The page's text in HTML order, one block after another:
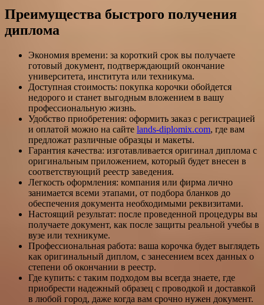
Преимущества быстрого получения
диплома
Экономия времени: за короткий срок вы получаете
готовый документ, подтверждающий окончание
университета, института или техникума.
Доступная стоимость: покупка корочки обойдется
недорого и станет выгодным вложением в вашу
профессиональную жизнь.
Удобство приобретения: оформить заказ с регистрацией
и оплатой можно на сайте lands-diplomix.com, где вам
предложат различные образцы и макеты.
Гарантия качества: изготавливается оригинал диплома с
оригинальным приложением, который будет внесен в
соответствующий реестр заведения.
Легкость оформления: компания или фирма лично
занимается всеми этапами, от подбора бланков до
обеспечения документа необходимыми реквизитами.
Настоящий результат: после проведенной процедуры вы
получаете документ, как после защиты реальной учебы в
вузе или техникуме.
Профессиональная работа: ваша корочка будет выглядеть
как оригинальный диплом, с занесением всех данных о
степени об окончании в реестр.
Где купить: с таким подходом вы всегда знаете, где
приобрести надежный образец с проводкой и доставкой
в любой город, даже когда вам срочно нужен документ.